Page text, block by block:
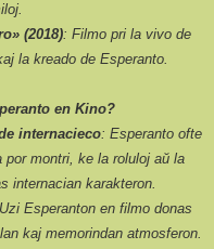
(2018): Filmo pri la vivo de
la kreado de Esperanto.
en Kino?
internacieco: Esperanto ofte
por montri, ke la roluloj aŭ la
internacian karakteron.
Esperanton en filmo donas
kaj memorindan atmosferon.